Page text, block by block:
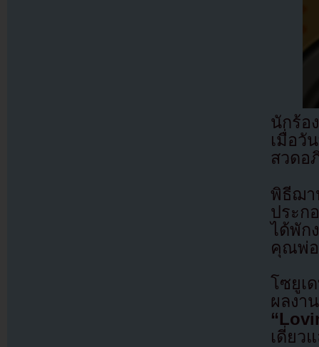
นักร้
เมื่อวั
สวดอ
พิธีฌ
ประ
ได้พัก
คุณพ่อ
โซยูเ
ผลงา
เดี่ยว